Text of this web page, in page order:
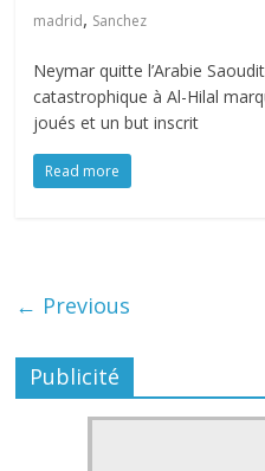
madrid, Sanchez
Neymar quitte l’Arabie
catastrophique à Al-Hilal
joués et un but inscrit
Read more
← Previous
Publicité